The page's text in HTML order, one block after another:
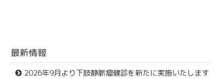
最新情報
2026年9月より下肢静脈瘤健診を新たに実施いたします